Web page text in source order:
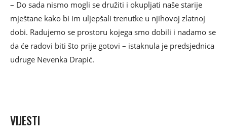
– Do sada nismo mogli se družiti i okupljati naše starije
mještane kako bi im uljepšali trenutke u njihovoj zlatnoj
dobi. Radujemo se prostoru kojega smo dobili i nadamo se
da će radovi biti što prije gotovi – istaknula je predsjednica
udruge Nevenka Drapić.
VIJESTI